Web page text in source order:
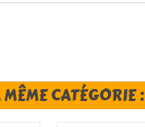
CATÉGORIE :